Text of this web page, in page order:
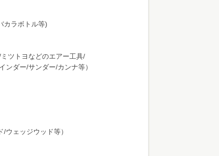
カラボトル等)
ツトヨなどのエアー工具/
ダー/サンダー/カンナ等）
ウェッジウッド等）